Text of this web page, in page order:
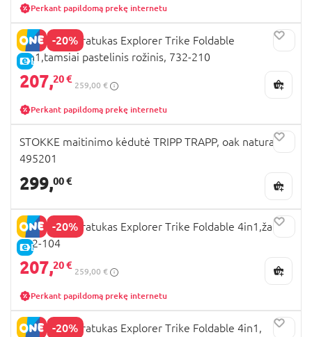
Perkant papildomą prekę internetu
-20%
E-KAINA
GLOBBER triratukas Explorer Trike Foldable
4in1,tamsiai pastelinis rožinis, 732-210
207,20 €
259,00 €
Perkant papildomą prekę internetu
STOKKE maitinimo kėdutė TRIPP TRAPP, oak natural,
495201
299,00 €
-20%
E-KAINA
GLOBBER triratukas Explorer Trike Foldable 4in1,žalias,
732-104
207,20 €
259,00 €
Perkant papildomą prekę internetu
-20%
GLOBBER triratukas Explorer Trike Foldable 4in1,